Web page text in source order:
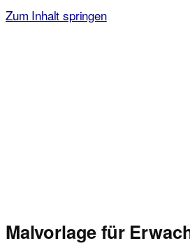
Zum Inhalt springen
Malvorlage für